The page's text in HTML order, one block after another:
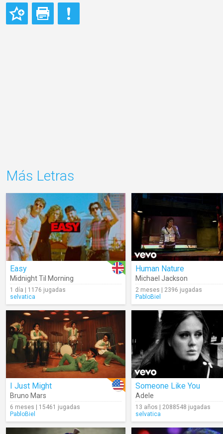
Más Letras
Easy
Midnight Til Morning
1 día | 1176 jugadas
selvatica
Human Nature
Michael Jackson
2 meses | 2396 jugadas
PabloBiel
I Just Might
Bruno Mars
6 meses | 15461 jugadas
PabloBiel
Someone Like You
Adele
13 años | 2088548 jugadas
selvatica